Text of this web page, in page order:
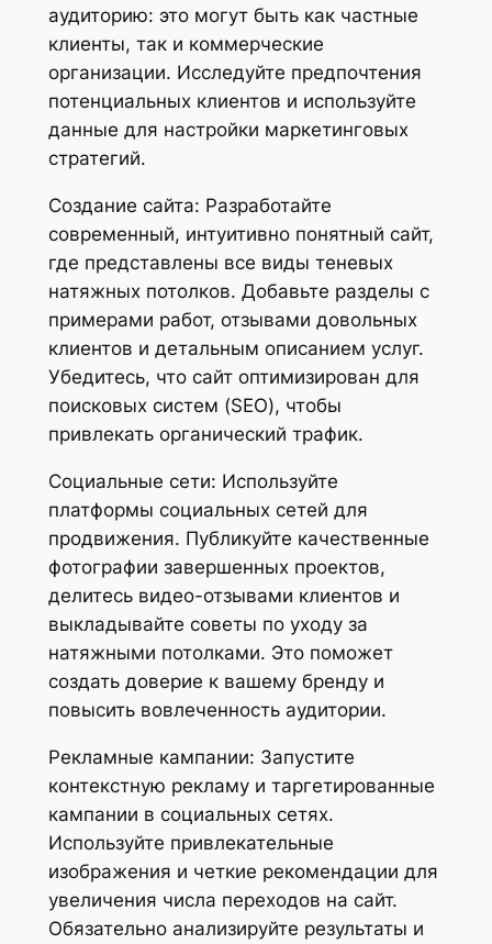
аудиторию: это могут быть как частные
клиенты, так и коммерческие
организации. Исследуйте предпочтения
потенциальных клиентов и используйте
данные для настройки маркетинговых
стратегий.
Создание сайта: Разработайте
современный, интуитивно понятный сайт,
где представлены все виды теневых
натяжных потолков. Добавьте разделы с
примерами работ, отзывами довольных
клиентов и детальным описанием услуг.
Убедитесь, что сайт оптимизирован для
поисковых систем (SEO), чтобы
привлекать органический трафик.
Социальные сети: Используйте
платформы социальных сетей для
продвижения. Публикуйте качественные
фотографии завершенных проектов,
делитесь видео-отзывами клиентов и
выкладывайте советы по уходу за
натяжными потолками. Это поможет
создать доверие к вашему бренду и
повысить вовлеченность аудитории.
Рекламные кампании: Запустите
контекстную рекламу и таргетированные
кампании в социальных сетях.
Используйте привлекательные
изображения и четкие рекомендации для
увеличения числа переходов на сайт.
Обязательно анализируйте результаты и